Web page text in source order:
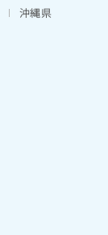
沖縄県